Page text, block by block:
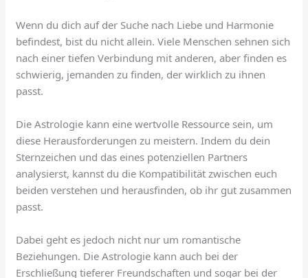
Wenn du dich auf der Suche nach Liebe und Harmonie
befindest, bist du nicht allein. Viele Menschen sehnen sich
nach einer tiefen Verbindung mit anderen, aber finden es
schwierig, jemanden zu finden, der wirklich zu ihnen
passt.
Die Astrologie kann eine wertvolle Ressource sein, um
diese Herausforderungen zu meistern. Indem du dein
Sternzeichen und das eines potenziellen Partners
analysierst, kannst du die Kompatibilität zwischen euch
beiden verstehen und herausfinden, ob ihr gut zusammen
passt.
Dabei geht es jedoch nicht nur um romantische
Beziehungen. Die Astrologie kann auch bei der
Erschließung tieferer Freundschaften und sogar bei der